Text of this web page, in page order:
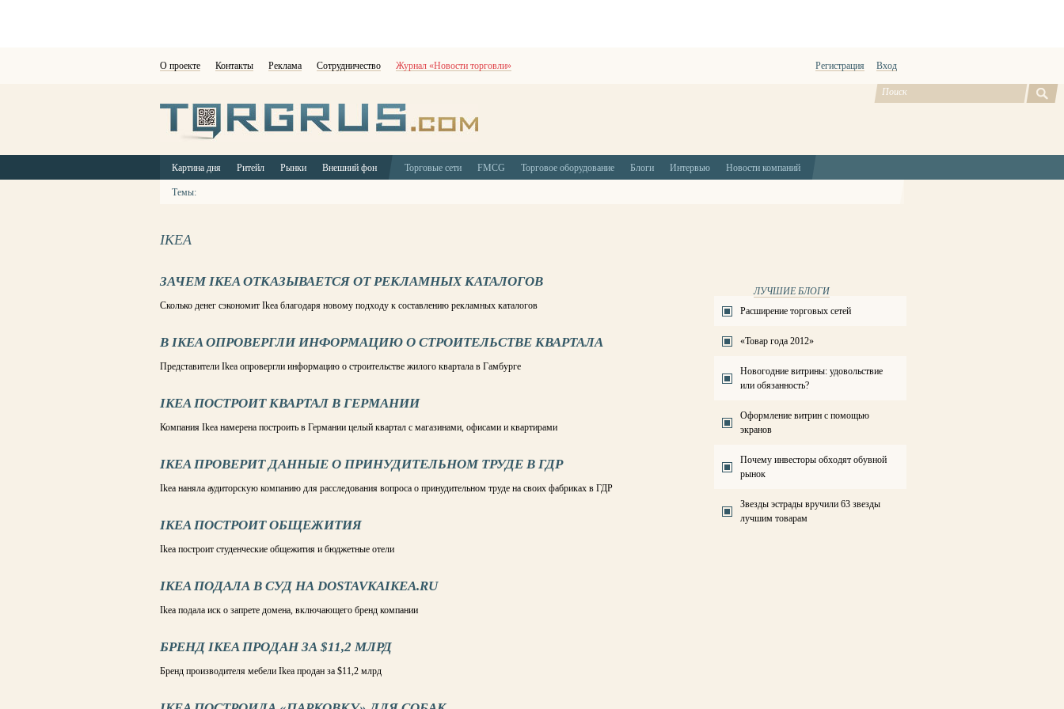
О проекте Контакты Реклама Сотрудничество Журнал «Новости торговли» Регистрация Вход
Картина дня Ритейл Рынки Внешний фон Торговые сети FMCG Торговое оборудование Блоги Интервью Новости компаний
Темы:
IKEA
ЗАЧЕМ IKEA ОТКАЗЫВАЕТСЯ ОТ РЕКЛАМНЫХ КАТАЛОГОВ
Сколько денег сэкономит Ikea благодаря новому подходу к составлению рекламных каталогов
В IKEA ОПРОВЕРГЛИ ИНФОРМАЦИЮ О СТРОИТЕЛЬСТВЕ КВАРТАЛА
Представители Ikea опровергли информацию о строительстве жилого квартала в Гамбурге
IKEA ПОСТРОИТ КВАРТАЛ В ГЕРМАНИИ
Компания Ikea намерена построить в Германии целый квартал с магазинами, офисами и квартирами
IKEA ПРОВЕРИТ ДАННЫЕ О ПРИНУДИТЕЛЬНОМ ТРУДЕ В ГДР
Ikea наняла аудиторскую компанию для расследования вопроса о принудительном труде на своих фабриках в ГДР
IKEA ПОСТРОИТ ОБЩЕЖИТИЯ
Ikea построит студенческие общежития и бюджетные отели
IKEA ПОДАЛА В СУД НА DOSTAVKAIKEA.RU
Ikea подала иск о запрете домена, включающего бренд компании
БРЕНД IKEA ПРОДАН ЗА $11,2 МЛРД
Бренд производителя мебели Ikea продан за $11,2 млрд
ЛУЧШИЕ БЛОГИ
Расширение торговых сетей
«Товар года 2012»
Новогодние витрины: удовольствие
или обязанность?
Оформление витрин с помощью
экранов
Почему инвесторы обходят обувной
рынок
Звезды эстрады вручили 63 звезды
лучшим товарам